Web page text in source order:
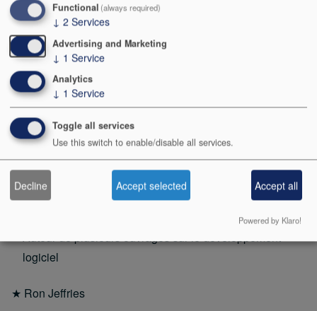
A théorisé le concept de dette technique
Créateur du concept de wiki
★ Martin Fowler
Spécialiste de la conception de logiciels d'entreprise
(architecture informatique, POO, refactoring, design
patterns, …) et auteur de plusieurs ouvrages sur le
développement logiciel
★ Andrew Hunt
Auteur de plusieurs ouvrages sur le développement
logiciel
★ Ron Jeffries
Functional (always required)
↓ 2 Services
Advertising and Marketing
↓ 1 Service
Analytics
↓ 1 Service
Toggle all services
Use this switch to enable/disable all services.
Decline Accept selected Accept all
Powered by Klaro!